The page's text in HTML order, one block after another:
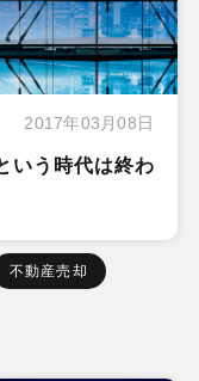
2017年03月08日
いう時代は終わ
不動産売却